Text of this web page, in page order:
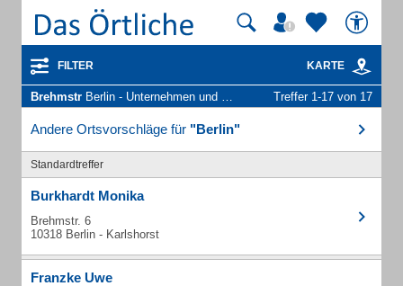
FILTER KARTE
Brehmstr Berlin - Unternehmen und Personen Treffer 1-17 von 17
Andere Ortsvorschläge für "Berlin"
Standardtreffer
Burkhardt Monika
Brehmstr. 6
10318 Berlin - Karlshorst
Franzke Uwe